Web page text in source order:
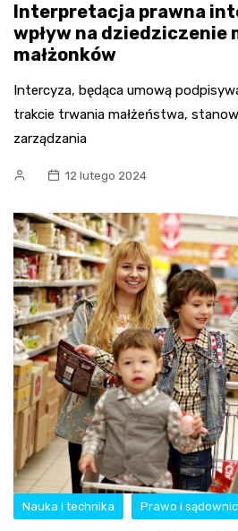
Interpretacja prawna
wpływ na dziedziczenie
małżonków
Intercyza, będąca umową
trakcie trwania małżeństwa,
zarządzania
12 lutego 2024
Nauka i technika Prawo i